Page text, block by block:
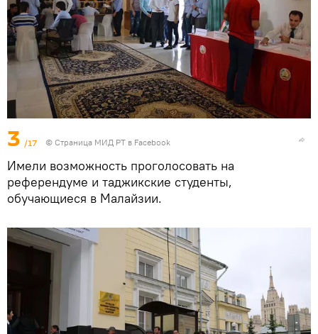
3 /17 © Страница МИД РТ в Facebook
Имели возможность проголосовать на
референдуме и таджикские студенты,
обучающиеся в Малайзии.